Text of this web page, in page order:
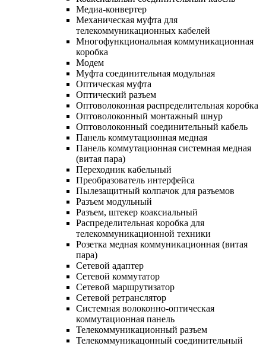
Медиа-конвертер
Механическая муфта для
телекоммуникационных кабелей
Многофункциональная коммуникационная
коробка
Модем
Муфта соединительная модульная
Оптическая муфта
Оптический разъем
Оптоволоконная распределительная коробка
Оптоволоконный монтажный шнур
Оптоволоконный соединительный кабель
Панель коммутационная медная
Панель коммутационная системная медная
(витая пара)
Переходник кабельный
Преобразователь интерфейса
Пылезащитный колпачок для разъемов
Разъем модульный
Разъем, штекер коаксиальный
Распределительная коробка для
телекоммуникационной техники
Розетка медная коммуникационная (витая
пара)
Сетевой адаптер
Сетевой коммутатор
Сетевой маршрутизатор
Сетевой ретранслятор
Системная волоконно-оптическая
коммутационная панель
Телекоммуникационный разъем
Телекоммуникацонный соединительный